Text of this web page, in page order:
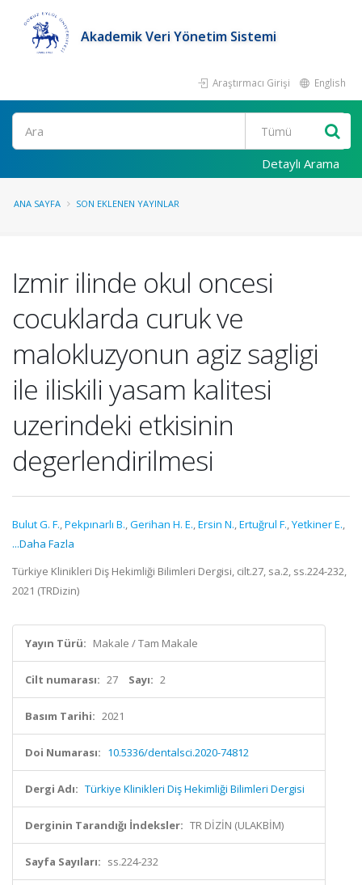
Akademik Veri Yönetim Sistemi
Araştırmacı Girişi English
Ara
Detaylı Arama
ANA SAYFA SON EKLENEN YAYINLAR
Izmir ilinde okul oncesi
cocuklarda curuk ve
malokluzyonun agiz sagligi
ile iliskili yasam kalitesi
uzerindeki etkisinin
degerlendirilmesi
Bulut G. F.,Pekpınarlı B.,Gerihan H. E.,Ersin N.,Ertuğrul F.,Yetkiner E.,
...Daha Fazla
Türkiye Klinikleri Diş Hekimliği Bilimleri Dergisi, cilt.27, sa.2, ss.224-232,
2021 (TRDizin)
Yayın Türü: Makale / Tam Makale
Cilt numarası: 27 Sayı: 2
Basım Tarihi: 2021
Doi Numarası: 10.5336/dentalsci.2020-74812
Dergi Adı: Türkiye Klinikleri Diş Hekimliği Bilimleri Dergisi
Derginin Tarandığı İndeksler: TR DİZİN (ULAKBİM)
Sayfa Sayıları: ss.224-232